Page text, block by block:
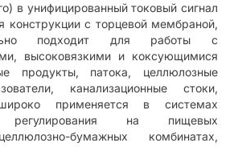
в унифицированный токовый сигнал
конструкции с торцевой мембраной,
подходит для работы с
высоковязкими и коксующимися
продукты, патока, целлюлозные
канализационные стоки,
применяется в системах
регулирования на пищевых
бумажных комбинатах,